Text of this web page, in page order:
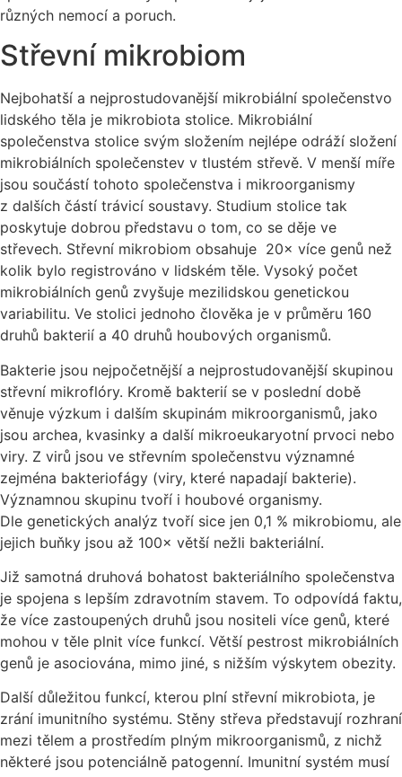
různých nemocí a poruch.
Střevní mikrobiom
Nejbohatší a nejprostudovanější mikrobiální společenstvo
lidského těla je mikrobiota stolice. Mikrobiální
společenstva stolice svým složením nejlépe odráží složení
mikrobiálních společenstev v tlustém střevě. V menší míře
jsou součástí tohoto společenstva i mikroorganismy
z dalších částí trávicí soustavy. Studium stolice tak
poskytuje dobrou představu o tom, co se děje ve
střevech. Střevní mikrobiom obsahuje 20× více genů než
kolik bylo registrováno v lidském těle. Vysoký počet
mikrobiálních genů zvyšuje mezilidskou genetickou
variabilitu. Ve stolici jednoho člověka je v průměru 160
druhů bakterií a 40 druhů houbových organismů.
Bakterie jsou nejpočetnější a nejprostudovanější skupinou
střevní mikroflóry. Kromě bakterií se v poslední době
věnuje výzkum i dalším skupinám mikroorganismů, jako
jsou archea, kvasinky a další mikroeukaryotní prvoci nebo
viry. Z virů jsou ve střevním společenstvu významné
zejména bakteriofágy (viry, které napadají bakterie).
Významnou skupinu tvoří i houbové organismy.
Dle genetických analýz tvoří sice jen 0,1 % mikrobiomu, ale
jejich buňky jsou až 100× větší nežli bakteriální.
Již samotná druhová bohatost bakteriálního společenstva
je spojena s lepším zdravotním stavem. To odpovídá faktu,
že více zastoupených druhů jsou nositeli více genů, které
mohou v těle plnit více funkcí. Větší pestrost mikrobiálních
genů je asociována, mimo jiné, s nižším výskytem obezity.
Další důležitou funkcí, kterou plní střevní mikrobiota, je
zrání imunitního systému. Stěny střeva představují rozhraní
mezi tělem a prostředím plným mikroorganismů, z nichž
některé jsou potenciálně patogenní. Imunitní systém musí